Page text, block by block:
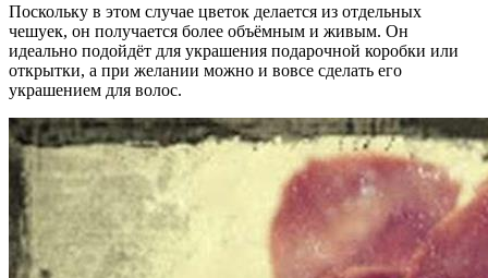
Поскольку в этом случае цветок делается из отдельных
чешуек, он получается более объёмным и живым. Он
идеально подойдёт для украшения подарочной коробки или
открытки, а при желании можно и вовсе сделать его
украшением для волос.